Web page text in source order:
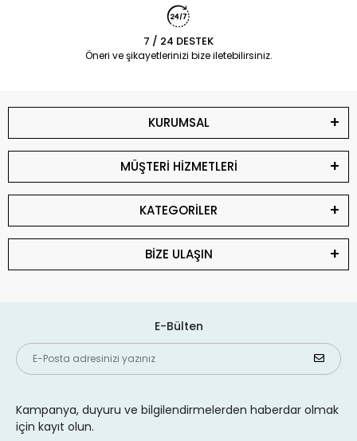
7 / 24 DESTEK
Öneri ve şikayetlerinizi bize iletebilirsiniz.
KURUMSAL
MÜŞTERİ HİZMETLERİ
KATEGORİLER
BİZE ULAŞIN
E-Bülten
Kampanya, duyuru ve bilgilendirmelerden haberdar olmak
için kayıt olun.